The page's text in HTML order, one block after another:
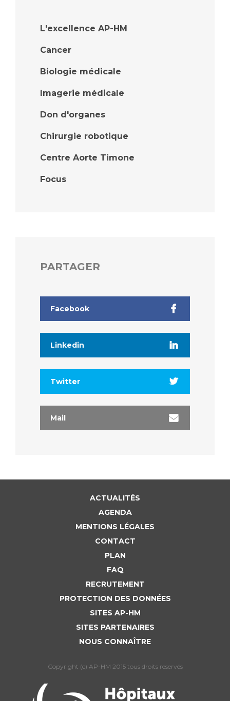
L'excellence AP-HM
Cancer
Biologie médicale
Imagerie médicale
Don d'organes
Chirurgie robotique
Centre Aorte Timone
Focus
PARTAGER
Facebook
Linkedin
Twitter
Mail
ACTUALITÉS
AGENDA
MENTIONS LÉGALES
CONTACT
PLAN
FAQ
RECRUTEMENT
PROTECTION DES DONNÉES
SITES AP-HM
SITES PARTENAIRES
NOUS CONNAÎTRE
Copyright (c) AP-HM 2015 tous droits reservés